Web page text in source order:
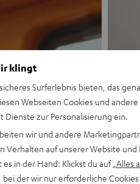
klingt
Surferlebnis bieten, das
Webseiten Cookies und
zur Personalisierung ein.
wir und andere
Verhalten auf unserer Website
es in der Hand: Klickst du auf „Alles
der wir nur erforderliche